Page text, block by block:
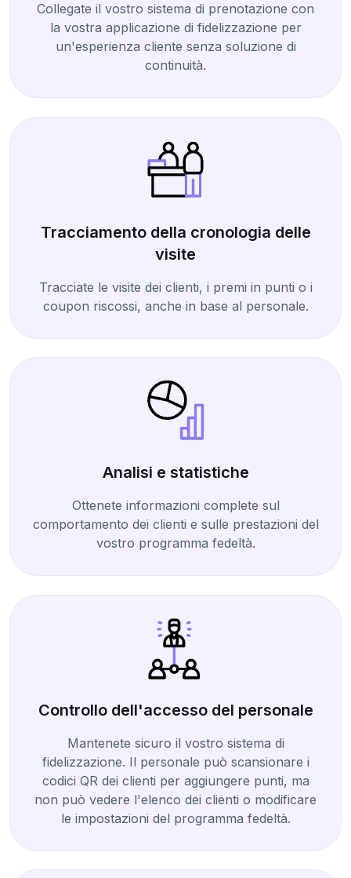
Collegate il vostro sistema di prenotazione con
la vostra applicazione di fidelizzazione per
un'esperienza cliente senza soluzione di
continuità.
Tracciamento della cronologia delle
visite
Tracciate le visite dei clienti, i premi in punti o i
coupon riscossi, anche in base al personale.
Analisi e statistiche
Ottenete informazioni complete sul
comportamento dei clienti e sulle prestazioni del
vostro programma fedeltà.
Controllo dell'accesso del personale
Mantenete sicuro il vostro sistema di
fidelizzazione. Il personale può scansionare i
codici QR dei clienti per aggiungere punti, ma
non può vedere l'elenco dei clienti o modificare
le impostazioni del programma fedeltà.